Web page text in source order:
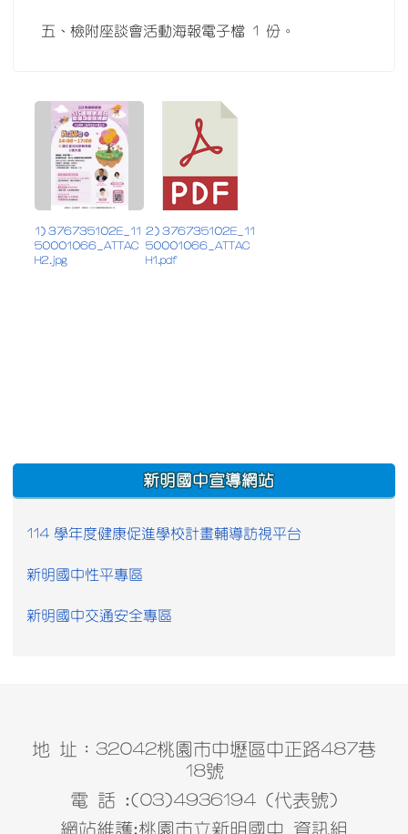
五、檢附座談會活動海報電子檔 1 份。
1) 376735102E_11
50001066_ATTAC
H2.jpg
2) 376735102E_11
50001066_ATTAC
H1.pdf
:::
新明國中宣導網站
114 學年度健康促進學校計畫輔導訪視平台
新明國中性平專區
新明國中交通安全專區
地 址：32042桃園市中壢區中正路487巷
18號
電 話 :(03)4936194 (代表號)
網站維護:桃園市立新明國中 資訊組